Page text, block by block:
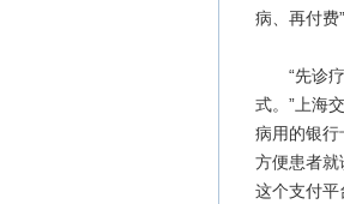
病、再付费”
“先诊疗
式。”上海
病用的银行
方便患者就
这个支付平